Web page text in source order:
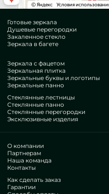
Готовые зеркала
Душевые перегородки
Закаленное стекло
Зеркала в багете
Зеркала с фацетом
Зеркальная плитка
Зеркальные буквы и логотипы
Зеркальные панно
Стеклянные лестницы
Стеклянные панно
Стеклянные перегородки
Эксклюзивные изделия
О компании
Партнерам
Наша команда
Контакты
Как сделать заказ
Гарантии